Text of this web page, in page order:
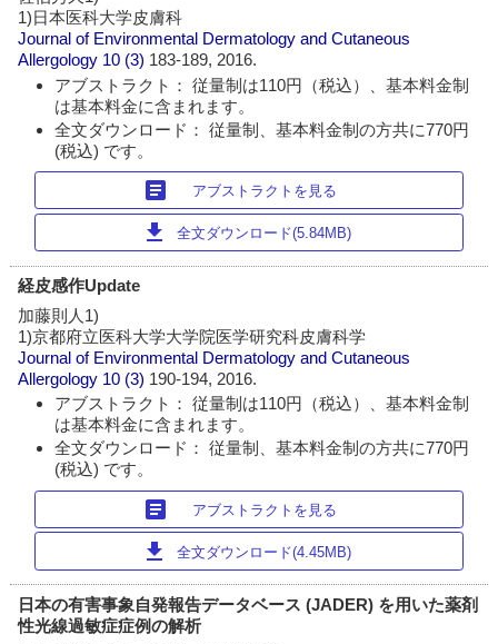
1)日本医科大学皮膚科
Journal of Environmental Dermatology and Cutaneous
Allergology 10 (3) 183-189, 2016.
アブストラクト： 従量制は110円（税込）、基本料金制
は基本料金に含まれます。
全文ダウンロード： 従量制、基本料金制の方共に770円
(税込) です。
article アブストラクトを見る
download 全文ダウンロード(5.84MB)
経皮感作Update
加藤則人1)
1)京都府立医科大学大学院医学研究科皮膚科学
Journal of Environmental Dermatology and Cutaneous
Allergology 10 (3) 190-194, 2016.
アブストラクト： 従量制は110円（税込）、基本料金制
は基本料金に含まれます。
全文ダウンロード： 従量制、基本料金制の方共に770円
(税込) です。
article アブストラクトを見る
download 全文ダウンロード(4.45MB)
日本の有害事象自発報告データベース (JADER) を用いた薬剤
性光線過敏症症例の解析